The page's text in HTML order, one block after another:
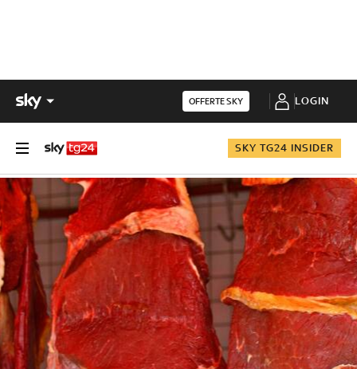
OFFERTE SKY LOGIN
SKY TG24 INSIDER